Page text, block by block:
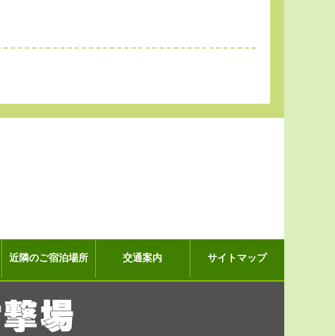
近隣のご宿泊場所 交通案内 サイトマップ